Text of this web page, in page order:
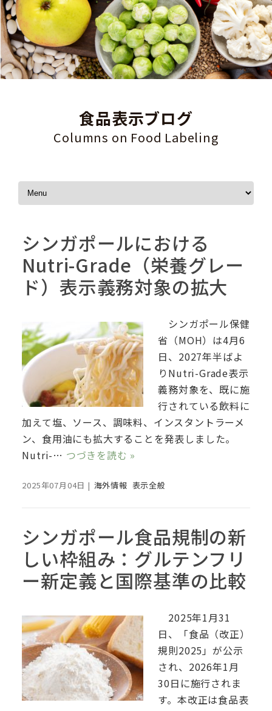
食品表示ブログ
Columns on Food Labeling
シンガポールにおける
Nutri-Grade（栄養グレー
ド）表示義務対象の拡大
シンガポール保健
省（MOH）は4月6
日、2027年半ばよ
りNutri-Grade表示
義務対象を、既に施
行されている飲料に
加えて塩、ソース、調味料、インスタントラーメ
ン、食用油にも拡大することを発表しました。
Nutri-… つづきを読む »
2025年07月04日 | 海外情報 表示全般
シンガポール食品規制の新
しい枠組み：グルテンフリ
ー新定義と国際基準の比較
2025年1月31
日、「食品（改正）
規則2025」が公示
され、2026年1月
30日に施行されま
す。本改正は食品表